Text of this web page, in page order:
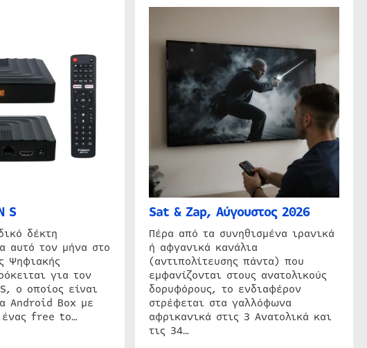
S
δέκτη
αυτό τον μήνα στο
Ψηφιακής
για τον
ο οποίος είναι
Android Box με
ένας free to…
Sat & Zap, Αύγουστος 2026
Πέρα από τα συνηθισμένα ιρανικά
ή αφγανικά κανάλια
(αντιπολίτευσης πάντα) που
εμφανίζονται στους ανατολικούς
δορυφόρους, το ενδιαφέρον
στρέφεται στα γαλλόφωνα
αφρικανικά στις 3 Ανατολικά και
τις 34…